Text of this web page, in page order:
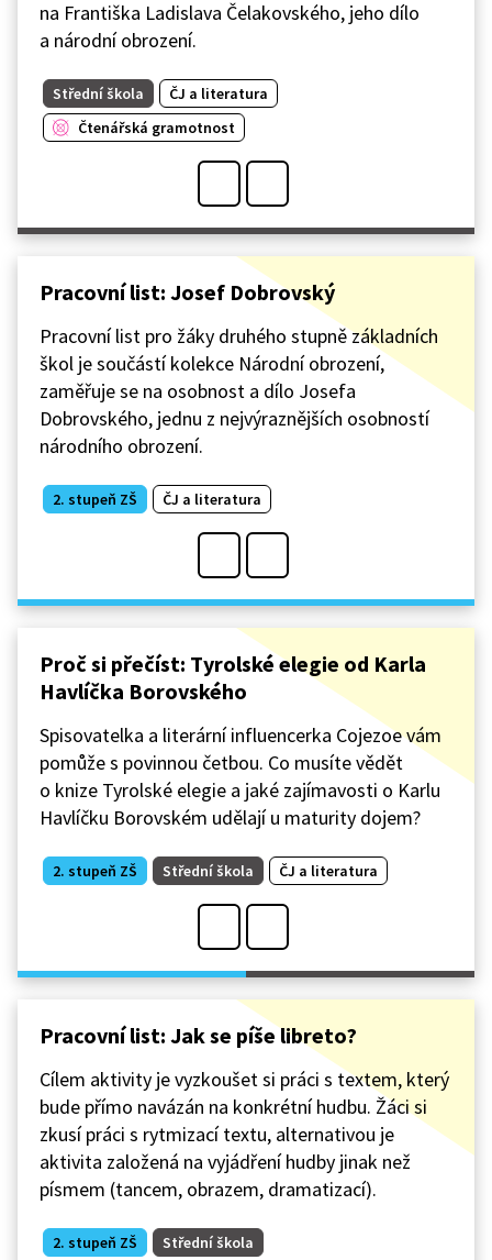
na Františka Ladislava Čelakovského, jeho dílo
a národní obrození.
Střední škola
ČJ a literatura
Čtenářská gramotnost
Pracovní list: Josef Dobrovský
Pracovní list pro žáky druhého stupně základních
škol je součástí kolekce Národní obrození,
zaměřuje se na osobnost a dílo Josefa
Dobrovského, jednu z nejvýraznějších osobností
národního obrození.
2. stupeň ZŠ ČJ a literatura
Proč si přečíst: Tyrolské elegie od Karla
Havlíčka Borovského
Spisovatelka a literární influencerka Cojezoe vám
pomůže s povinnou četbou. Co musíte vědět
o knize Tyrolské elegie a jaké zajímavosti o Karlu
Havlíčku Borovském udělají u maturity dojem?
2. stupeň ZŠ Střední škola ČJ a literatura
Pracovní list: Jak se píše libreto?
Cílem aktivity je vyzkoušet si práci s textem, který
bude přímo navázán na konkrétní hudbu. Žáci si
zkusí práci s rytmizací textu, alternativou je
aktivita založená na vyjádření hudby jinak než
písmem (tancem, obrazem, dramatizací).
2. stupeň ZŠ
Střední škola